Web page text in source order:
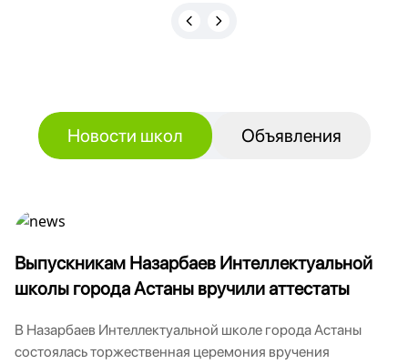
Новости школ Объявления
Выпускникам Назарбаев Интеллектуальной
школы города Астаны вручили аттестаты
В Назарбаев Интеллектуальной школе города Астаны
состоялась торжественная церемония вручения